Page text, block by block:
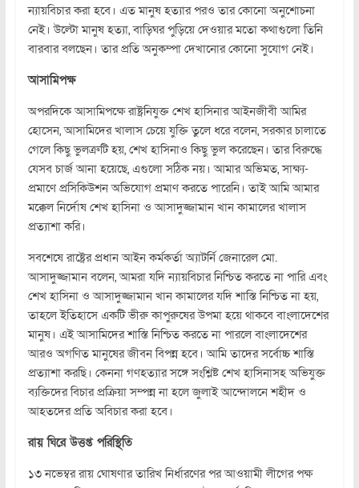
ন্যায়বিচার করা হবে। এত মানুষ হত্যার পরও তার কোনো অনুশোচনা
নেই। উল্টো মানুষ হত্যা, বাড়িঘর পুড়িয়ে দেওয়ার মতো কথাগুলো তিনি
বারবার বলছেন। তার প্রতি অনুকম্পা দেখানোর কোনো সুযোগ নেই।
আসামিপক্ষ
অপরদিকে আসামিপক্ষে রাষ্ট্রনিযুক্ত শেখ হাসিনার আইনজীবী আমির
হোসেন, আসামিদের খালাস চেয়ে যুক্তি তুলে ধরে বলেন, সরকার চালাতে
গেলে কিছু ভুলত্রুটি হয়, শেখ হাসিনাও কিছু ভুল করেছেন। তার বিরুদ্ধে
যেসব চার্জ আনা হয়েছে, এগুলো সঠিক নয়। আমার অভিমত, সাক্ষ্য-
প্রমাণে প্রসিকিউশন অভিযোগ প্রমাণ করতে পারেনি। তাই আমি আমার
মক্কেল নির্দোষ শেখ হাসিনা ও আসাদুজ্জামান খান কামালের খালাস
প্রত্যাশা করি।
সবশেষে রাষ্ট্রের প্রধান আইন কর্মকর্তা অ্যাটর্নি জেনারেল মো.
আসাদুজ্জামান বলেন, আমরা যদি ন্যায়বিচার নিশ্চিত করতে না পারি এবং
শেখ হাসিনা ও আসাদুজ্জামান খান কামালের যদি শাস্তি নিশ্চিত না হয়,
তাহলে ইতিহাসে একটি ভীরু কাপুরুষের উপমা হয়ে থাকবে বাংলাদেশের
মানুষ। এই আসামিদের শাস্তি নিশ্চিত করতে না পারলে বাংলাদেশের
আরও অগণিত মানুষের জীবন বিপন্ন হবে। আমি তাদের সর্বোচ্চ শাস্তি
প্রত্যাশা করছি। কেননা গণহত্যার সঙ্গে সংশ্লিষ্ট শেখ হাসিনাসহ অভিযুক্ত
ব্যক্তিদের বিচার প্রক্রিয়া সম্পন্ন না হলে জুলাই আন্দোলনে শহীদ ও
আহতদের প্রতি অবিচার করা হবে।
রায় ঘিরে উত্তপ্ত পরিস্থিতি
১৩ নভেম্বর রায় ঘোষণার তারিখ নির্ধারণের পর আওয়ামী লীগের পক্ষ